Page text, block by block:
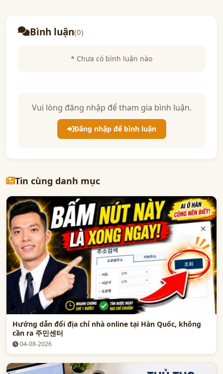
Bình luận(0)
* Chưa có bình luận nào
Vui lòng đăng nhập để tham gia bình luận.
Đăng nhập để bình luận
Tin cùng danh mục
Hướng dẫn đổi địa chỉ nhà online tại Hàn Quốc, không
cần ra 주민센터
04-08-2026